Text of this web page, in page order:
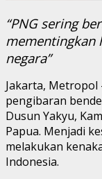
“PNG sering
mementingkan
negara”
Jakarta, Metropol
pengibaran
Dusun Yakyu,
Papua. Menjadi
melakukan
Indonesia.